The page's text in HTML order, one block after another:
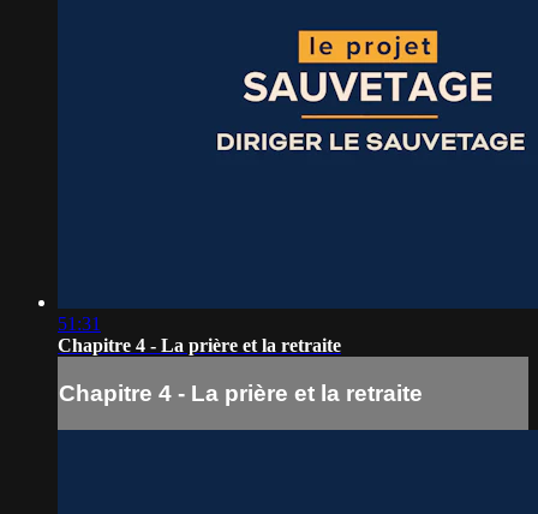
51:31
Chapitre 4 - La prière et la retraite
Chapitre 4 - La prière et la retraite